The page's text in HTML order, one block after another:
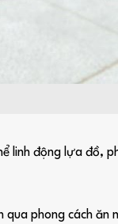
linh động lựa đồ,
phong cách ăn